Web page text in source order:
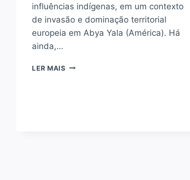
influências indígenas, em um contexto
de invasão e dominação territorial
europeia em Abya Yala (América). Há
ainda,…
LER MAIS O